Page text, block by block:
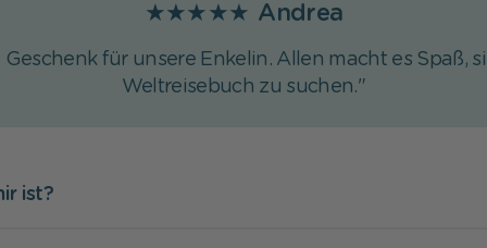
★★★★★ Andrea
Geschenk für unsere Enkelin. Allen macht es Spaß,
Weltreisebuch zu suchen."
ist?